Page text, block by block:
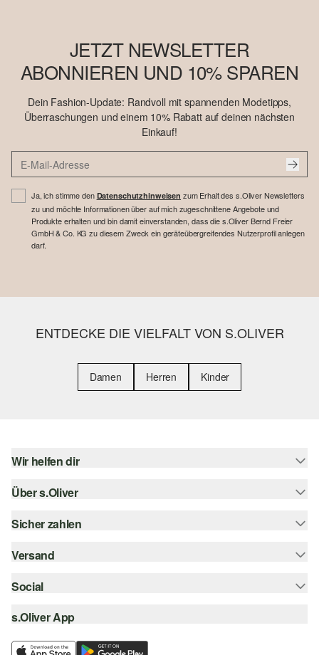
JETZT NEWSLETTER
ABONNIEREN UND 10% SPAREN
Dein Fashion-Update: Randvoll mit spannenden Modetipps,
Überraschungen und einem 10% Rabatt auf deinen nächsten
Einkauf!
Ja, ich stimme den Datenschutzhinweisen zum Erhalt des s.Oliver Newsletters
zu und möchte Informationen über auf mich zugeschnittene Angebote und
Produkte erhalten und bin damit einverstanden, dass die s.Oliver Bernd Freier
GmbH & Co. KG zu diesem Zweck ein geräteübergreifendes Nutzerprofil anlegen
darf.
ENTDECKE DIE VIELFALT VON S.OLIVER
Damen Herren Kinder
Wir helfen dir
Hilfe & FAQ
Größenberatung
Über s.Oliver
Newsletter
s.Oliver Card
Career
Wunschliste
Sicher zahlen
Rechnung
Kreditkarte
Versand
Sendungsverfolgung
Post AT
Social
instagram
facebook
s.Oliver App